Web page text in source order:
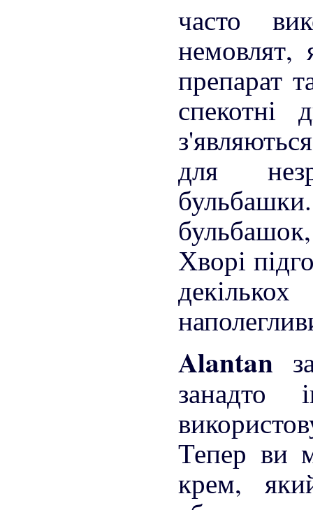
часто
немовлят,
препарат
для
Хворі
Alantan
занадто
Тепер ви
крем,